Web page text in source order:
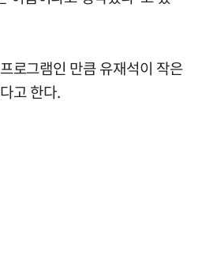
로그램인 만큼 유재석이 작은
고 한다.